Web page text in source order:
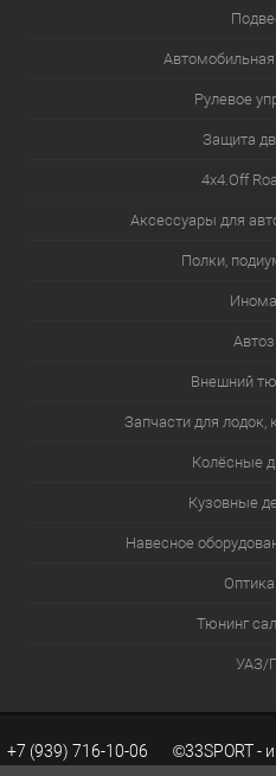
Рулевое
Защита
4х4.Off
Аксессуары для
Полки,
Внешний
Запчасти для лодок,
Колёсные
Кузовные
Навесное
Тюнинг
УАЗ/
+7 (939) 716-10-06 ©33SPORT -